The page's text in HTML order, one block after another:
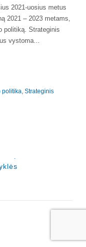
2021-uosius metus
2021 – 2023 metams,
politiką. Strateginis
vystoma...
politika Strateginis
Auditorių asociaciją!